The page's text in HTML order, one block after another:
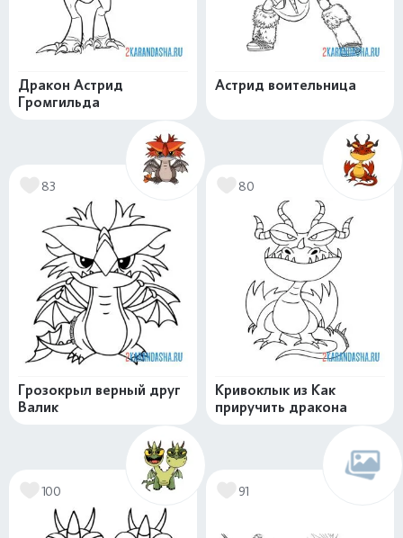
Дракон Астрид
Громгильда
Астрид воительница
83
Грозокрыл верный друг
Валик
80
Кривоклык из Как
приручить дракона
100 91